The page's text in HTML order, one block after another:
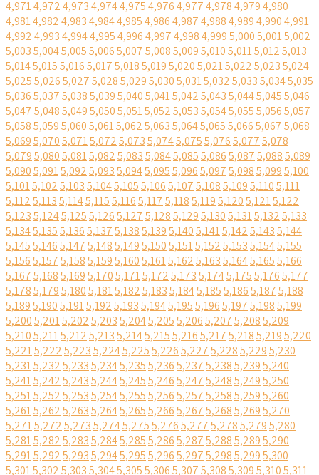
4,9714,9724,9734,9744,9754,9764,9774,9784,9794,980
4,9814,9824,9834,9844,9854,9864,9874,9884,9894,9904,991
4,9924,9934,9944,9954,9964,9974,9984,9995,0005,0015,002
5,0035,0045,0055,0065,0075,0085,0095,0105,0115,0125,013
5,0145,0155,0165,0175,0185,0195,0205,0215,0225,0235,024
5,0255,0265,0275,0285,0295,0305,0315,0325,0335,0345,035
5,0365,0375,0385,0395,0405,0415,0425,0435,0445,0455,046
5,0475,0485,0495,0505,0515,0525,0535,0545,0555,0565,057
5,0585,0595,0605,0615,0625,0635,0645,0655,0665,0675,068
5,0695,0705,0715,0725,0735,0745,0755,0765,0775,078
5,0795,0805,0815,0825,0835,0845,0855,0865,0875,0885,089
5,0905,0915,0925,0935,0945,0955,0965,0975,0985,0995,100
5,1015,1025,1035,1045,1055,1065,1075,1085,1095,1105,111
5,1125,1135,1145,1155,1165,1175,1185,1195,1205,1215,122
5,1235,1245,1255,1265,1275,1285,1295,1305,1315,1325,133
5,1345,1355,1365,1375,1385,1395,1405,1415,1425,1435,144
5,1455,1465,1475,1485,1495,1505,1515,1525,1535,1545,155
5,1565,1575,1585,1595,1605,1615,1625,1635,1645,1655,166
5,1675,1685,1695,1705,1715,1725,1735,1745,1755,1765,177
5,1785,1795,1805,1815,1825,1835,1845,1855,1865,1875,188
5,1895,1905,1915,1925,1935,1945,1955,1965,1975,1985,199
5,2005,2015,2025,2035,2045,2055,2065,2075,2085,209
5,2105,2115,2125,2135,2145,2155,2165,2175,2185,2195,220
5,2215,2225,2235,2245,2255,2265,2275,2285,2295,230
5,2315,2325,2335,2345,2355,2365,2375,2385,2395,240
5,2415,2425,2435,2445,2455,2465,2475,2485,2495,250
5,2515,2525,2535,2545,2555,2565,2575,2585,2595,260
5,2615,2625,2635,2645,2655,2665,2675,2685,2695,270
5,2715,2725,2735,2745,2755,2765,2775,2785,2795,280
5,2815,2825,2835,2845,2855,2865,2875,2885,2895,290
5,2915,2925,2935,2945,2955,2965,2975,2985,2995,300
5,3015,3025,3035,3045,3055,3065,3075,3085,3095,3105,311